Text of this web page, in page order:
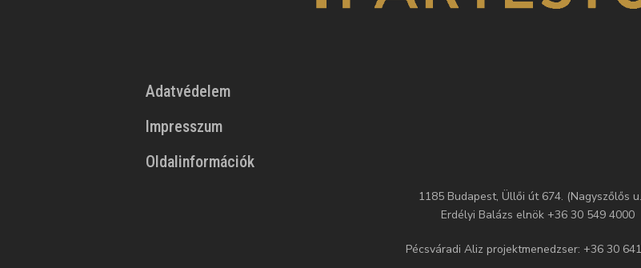
Adatvédelem
Impresszum
Oldalinformációk
1185 Budapest, Üllői út 674. (Nagyszőlős
Erdélyi Balázs elnök +36 30 549 4000
Pécsváradi Aliz projektmenedzser: +36 30